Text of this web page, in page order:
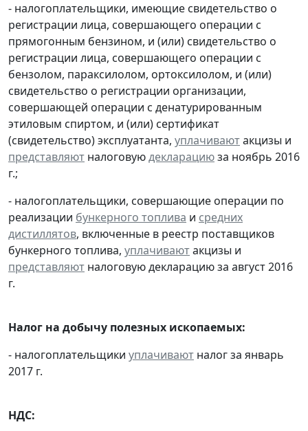
- налогоплательщики, имеющие свидетельство о
регистрации лица, совершающего операции с
прямогонным бензином, и (или) свидетельство о
регистрации лица, совершающего операции с
бензолом, параксилолом, ортоксилолом, и (или)
свидетельство о регистрации организации,
совершающей операции с денатурированным
этиловым спиртом, и (или) сертификат
(свидетельство) эксплуатанта, уплачиваютакцизы и
представляют налоговуюдекларациюза ноябрь 2016
г.;
- налогоплательщики, совершающие операции по
реализации бункерного топлива и средних
дистиллятов, включенные в реестр поставщиков
бункерного топлива, уплачиваютакцизы и
представляют налоговую декларацию за август 2016
г.
Налог на добычу полезных ископаемых:
- налогоплательщики уплачивают налог за январь
2017 г.
НДС: